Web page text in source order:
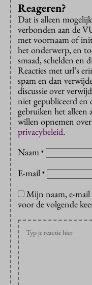
Reageren?
Dat is alleen
verbonden aan de
met voornaam of
het onderwerp, en
smaad, schelden en
Reacties met url’s
spam en dan
discussie over
niet gepubliceerd en
gebruiken het alleen
willen opnemen
privacybeleid.
Naam *
E-mail *
Mijn naam, e-mail
voor de volgende